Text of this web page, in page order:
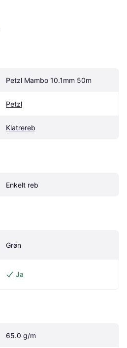
Petzl Mambo 10.1mm 50m
Petzl
Klatrereb
Enkelt reb
Grøn
Ja
65.0 g/m